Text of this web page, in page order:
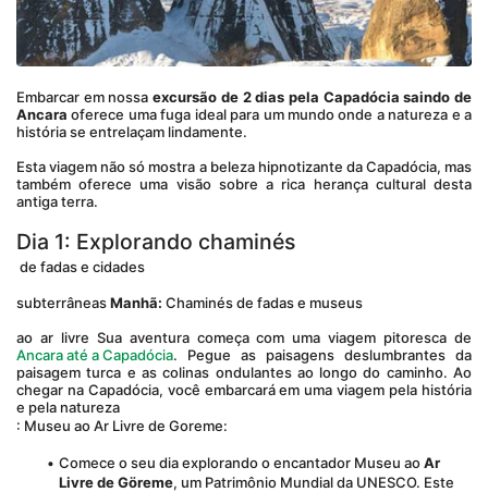
Embarcar em nossa excursão de 2 dias pela Capadócia saindo de
Ancara oferece uma fuga ideal para um mundo onde a natureza e a
história se entrelaçam lindamente.
Esta viagem não só mostra a beleza hipnotizante da Capadócia, mas
também oferece uma visão sobre a rica herança cultural desta
antiga terra.
Dia 1: Explorando chaminés
de fadas e cidades
subterrâneas Manhã: Chaminés de fadas e museus
ao ar livre Sua aventura começa com uma viagem pitoresca de
Ancara até a Capadócia. Pegue as paisagens deslumbrantes da
paisagem turca e as colinas ondulantes ao longo do caminho. Ao
chegar na Capadócia, você embarcará em uma viagem pela história
e pela natureza
: Museu ao Ar Livre de Goreme:
Comece o seu dia explorando o encantador Museu ao Ar
Livre de Göreme, um Patrimônio Mundial da UNESCO. Este